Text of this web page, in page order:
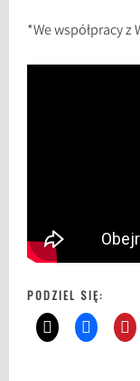
*We współpracy
PODZIEL SIĘ: